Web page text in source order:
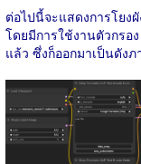
ต่อไปนี้จะแสดงการโยง
โดยมีการใช้งานตัวกรอ
แล้ว ซึ่งก็ออกมาเป็นดัง